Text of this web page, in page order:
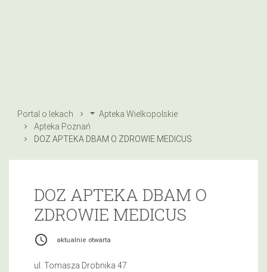
Portal o lekach
Apteka Wielkopolskie
Apteka Poznań
DOZ APTEKA DBAM O ZDROWIE MEDICUS
DOZ APTEKA DBAM O
ZDROWIE MEDICUS
access_time aktualnie otwarta
ul. Tomasza Drobnika 47